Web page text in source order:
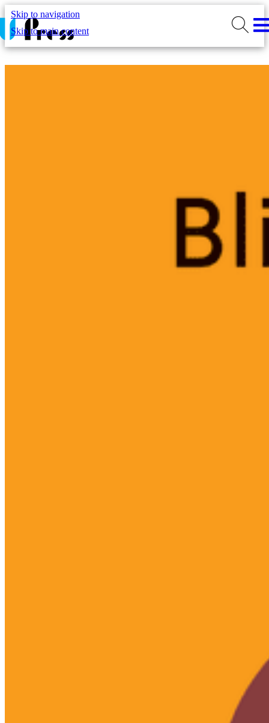
Skip to navigation
Skip to main content